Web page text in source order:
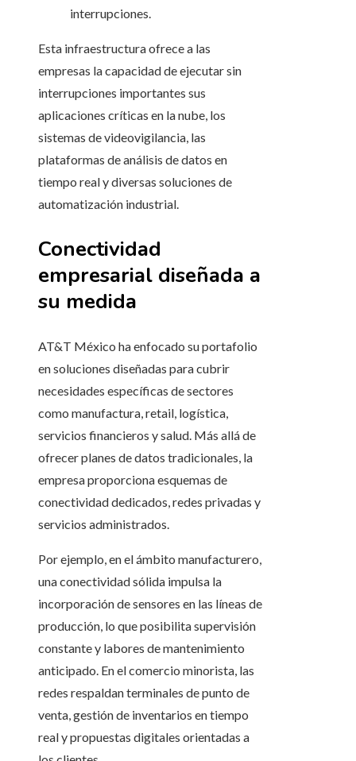
interrupciones.
Esta infraestructura ofrece a las
empresas la capacidad de ejecutar sin
interrupciones importantes sus
aplicaciones críticas en la nube, los
sistemas de videovigilancia, las
plataformas de análisis de datos en
tiempo real y diversas soluciones de
automatización industrial.
Conectividad
empresarial diseñada a
su medida
AT&T México ha enfocado su portafolio
en soluciones diseñadas para cubrir
necesidades específicas de sectores
como manufactura, retail, logística,
servicios financieros y salud. Más allá de
ofrecer planes de datos tradicionales, la
empresa proporciona esquemas de
conectividad dedicados, redes privadas y
servicios administrados.
Por ejemplo, en el ámbito manufacturero,
una conectividad sólida impulsa la
incorporación de sensores en las líneas de
producción, lo que posibilita supervisión
constante y labores de mantenimiento
anticipado. En el comercio minorista, las
redes respaldan terminales de punto de
venta, gestión de inventarios en tiempo
real y propuestas digitales orientadas a